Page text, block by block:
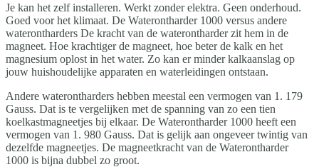
Je kan het zelf installeren. Werkt zonder elektra. Geen onderhoud.
Goed voor het klimaat. De Waterontharder 1000 versus andere
waterontharders De kracht van de waterontharder zit hem in de
magneet. Hoe krachtiger de magneet, hoe beter de kalk en het
magnesium oplost in het water. Zo kan er minder kalkaanslag op
jouw huishoudelijke apparaten en waterleidingen ontstaan.
Andere waterontharders hebben meestal een vermogen van 1. 179
Gauss. Dat is te vergelijken met de spanning van zo een tien
koelkastmagneetjes bij elkaar. De Waterontharder 1000 heeft een
vermogen van 1. 980 Gauss. Dat is gelijk aan ongeveer twintig van
dezelfde magneetjes. De magneetkracht van de Waterontharder
1000 is bijna dubbel zo groot.